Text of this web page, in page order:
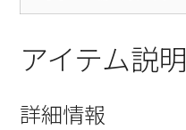
アイテム説明
詳細情報